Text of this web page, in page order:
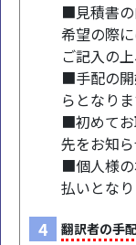
■見積書の
希望の際
ご記入の
■手配の開
らとなりま
■初めてお
先をお知ら
■個人様の
払いとなり
4 翻訳者の手